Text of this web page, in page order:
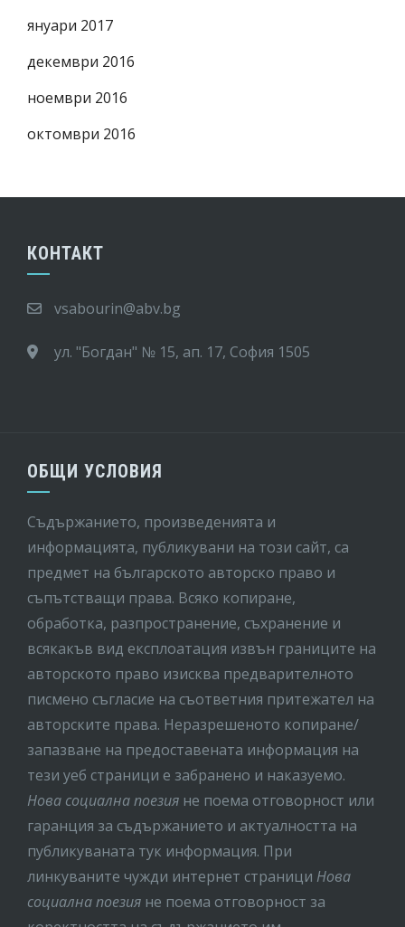
януари 2017
декември 2016
ноември 2016
октомври 2016
КОНТАКТ
vsabourin@abv.bg
ул. "Богдан" № 15, ап. 17, София 1505
ОБЩИ УСЛОВИЯ
Съдържанието, произведенията и
информацията, публикувани на този сайт, са
предмет на бългaрското авторско право и
съпътстващи права. Всяко копиране,
обработка, разпространение, съхранение и
всякакъв вид експлоатация извън границите на
авторското право изисква предварителното
писмено съгласие на съответния притежател на
авторските права. Неразрешеното копиране/
запазване на предоставената информация на
тези уеб страници е забранено и наказуемо.
Нова социална поезия не поема отговорност или
гаранция за съдържанието и актуалността на
публикуваната тук информация. При
линкуваните чужди интернет страници Нова
социална поезия не поема отговорност за